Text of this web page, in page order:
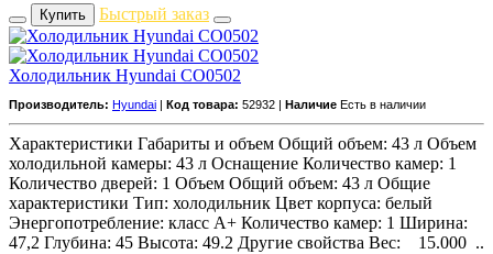
Купить Быстрый заказ
Холодильник Hyundai CO0502
Производитель: Hyundai Код товара: 52932 | Наличие Есть в наличии
Характеристики Габариты и объем Общий объем: 43 л Объем
холодильной камеры: 43 л Оснащение Количество камер: 1
Количество дверей: 1 Объем Общий объем: 43 л Общие
характеристики Тип: холодильник Цвет корпуса: белый
Энергопотребление: класс A+ Количество камер: 1 Ширина:
47,2 Глубина: 45 Высота: 49.2 Другие свойства Вес: 15.000 ..